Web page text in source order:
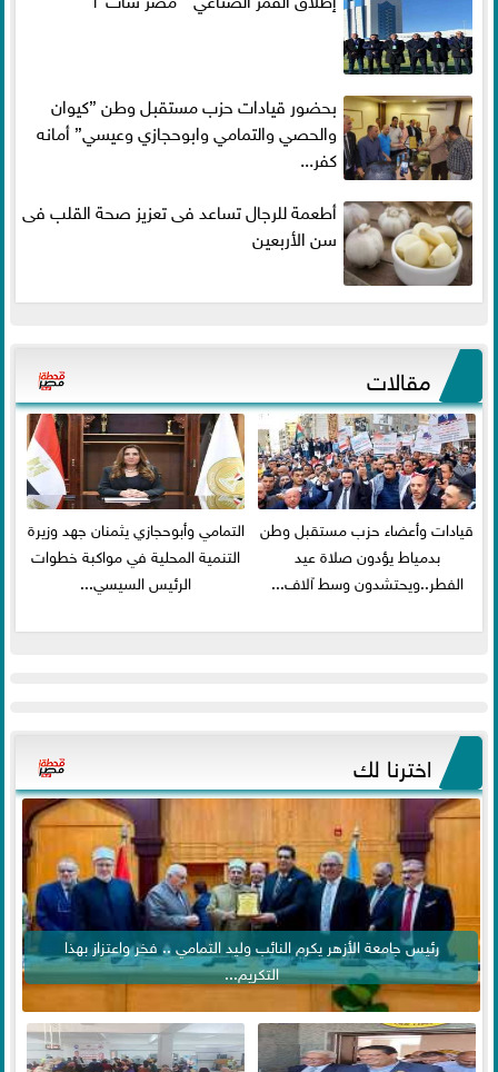
بحضور قيادات حزب مستقبل وطن ”كيوان
والحصي والتمامي وابوحجازي وعيسي” أمانه
كفر...
أطعمة للرجال تساعد فى تعزيز صحة القلب فى
سن الأربعين
مقالات
قيادات وأعضاء حزب مستقبل وطن
بدمياط يؤدون صلاة عيد
الفطر..ويحتشدون وسط آلاف...
التمامي وأبوحجازي يثمنان جهد وزيرة
التنمية المحلية في مواكبة خطوات
الرئيس السيسي...
اخترنا لك
رئيس جامعة الأزهر يكرم النائب وليد التمامي .. فخر واعتزاز بهذا
التكريم...